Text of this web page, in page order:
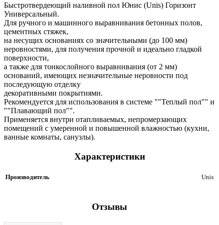
Быстротвердеющий наливной пол Юнис (Unis) Горизонт
Универсальный.
Для ручного и машинного выравнивания бетонных полов,
цементных стяжек,
на несущих основаниях со значительными (до 100 мм)
неровностями, для получения прочной и идеально гладкой
поверхности,
а также для тонкослойного выравнивания (от 2 мм)
оснований, имеющих незначительные неровности под
последующую отделку
декоративными покрытиями.
Рекомендуется для использования в системе ""Теплый пол"" и
""Плавающий пол"".
Применяется внутри отапливаемых, непромерзающих
помещений с умеренной и повышенной влажностью (кухни,
ванные комнаты, санузлы).
Характеристики
Производитель Unis
Отзывы